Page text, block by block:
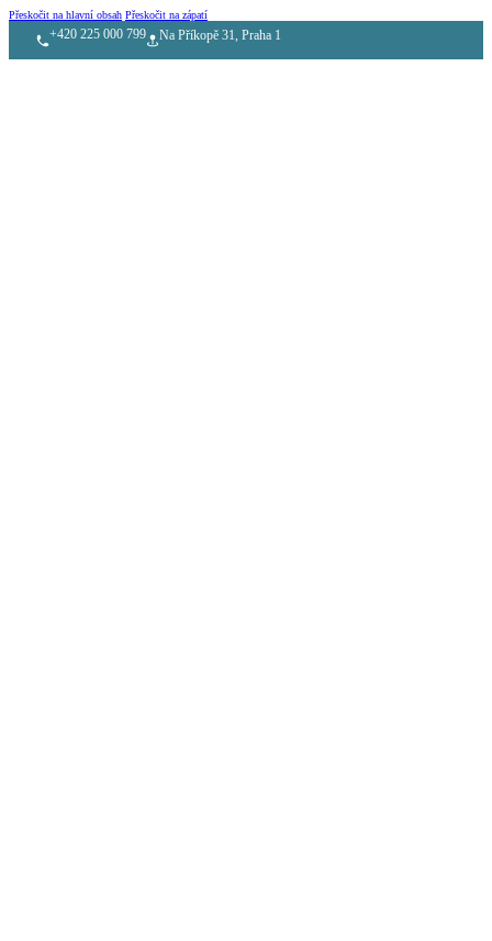
Přeskočit na hlavní obsah Přeskočit na zápatí
+420 225 000 799 Na Příkopě 31, Praha 1